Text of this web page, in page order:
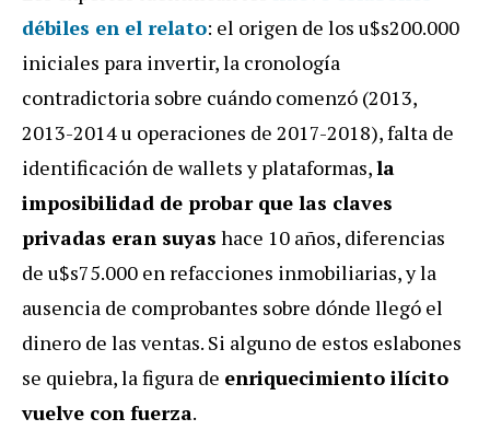
débiles en el relato: el origen de los u$s200.000
iniciales para invertir, la cronología
contradictoria sobre cuándo comenzó (2013,
2013-2014 u operaciones de 2017-2018), falta de
identificación de wallets y plataformas,la
imposibilidad de probar que las claves
privadas eran suyas hace 10 años, diferencias
de u$s75.000 en refacciones inmobiliarias, y la
ausencia de comprobantes sobre dónde llegó el
dinero de las ventas. Si alguno de estos eslabones
se quiebra, la figura de enriquecimiento ilícito
vuelve con fuerza.